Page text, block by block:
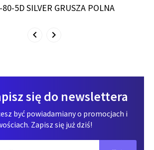
80-5D SILVER GRUSZA POLNA
się do newslettera
być powiadamiany o promocjach i
Zapisz się już dziś!